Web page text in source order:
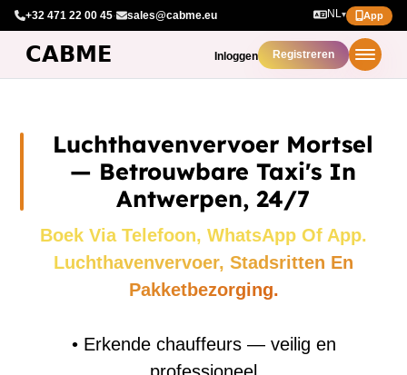
+32 471 22 00 45· sales@cabme.eu NL▾ App
Inloggen Registreren
Luchthavenvervoer Mortsel
— Betrouwbare Taxi's In
Antwerpen, 24/7
Boek Via Telefoon, WhatsApp Of App.
Luchthavenvervoer, Stadsritten En
Pakketbezorging.
• Erkende chauffeurs — veilig en